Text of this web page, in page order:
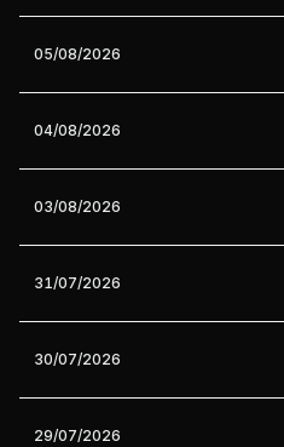
05/08/2026
04/08/2026
03/08/2026
31/07/2026
30/07/2026
29/07/2026